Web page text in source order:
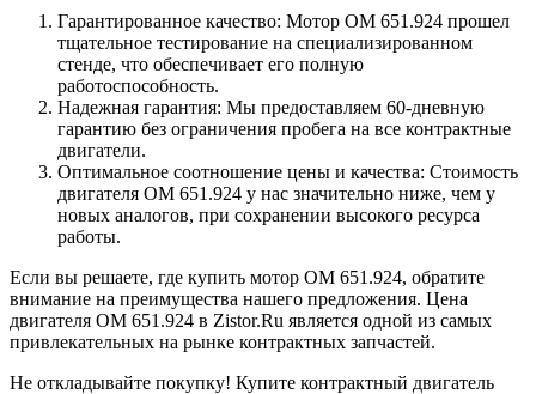
Гарантированное качество: Мотор OM 651.924 прошел
тщательное тестирование на специализированном
стенде, что обеспечивает его полную
работоспособность.
Надежная гарантия: Мы предоставляем 60-дневную
гарантию без ограничения пробега на все контрактные
двигатели.
Оптимальное соотношение цены и качества: Стоимость
двигателя OM 651.924 у нас значительно ниже, чем у
новых аналогов, при сохранении высокого ресурса
работы.
Если вы решаете, где купить мотор OM 651.924, обратите
внимание на преимущества нашего предложения. Цена
двигателя OM 651.924 в Zistor.Ru является одной из самых
привлекательных на рынке контрактных запчастей.
Не откладывайте покупку! Купите контрактный двигатель